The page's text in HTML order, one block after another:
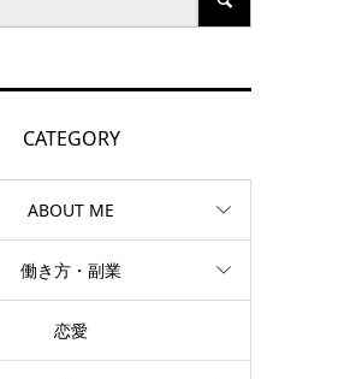
CATEGORY
ABOUT ME
働き方・副業
恋愛